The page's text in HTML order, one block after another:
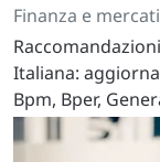
Finanza e
Italiana:
Bpm, Bper,